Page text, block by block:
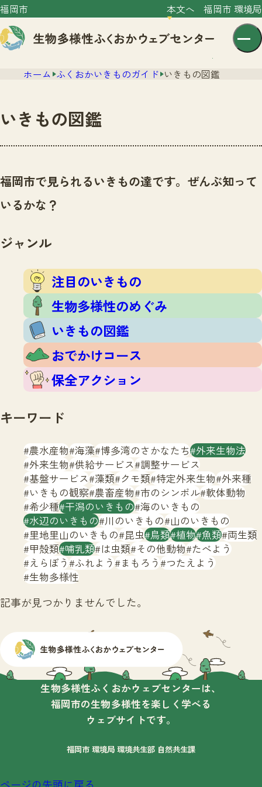
福岡市 本文へ 福岡市 環境局
文字サイズ 小 中 大
センター紹介
センター紹介TOP
サイトポリシー
ニュース
いきものガイド
注目のいきもの
生物多様性のめぐみ
いきもの図鑑
おでかけコース
保全アクション
イベント
いきもの調査隊
調査レポート
調査レポートTOP
調査結果
ふくおかいきものマップ
マッチング
マッチングTOP
掲載申し込みフォーム
お問合せ
生物多様性ふくおかウェブセンターとは
サイトマップ
ホーム ふくおかいきものガイド いきもの図鑑
いきもの図鑑
福岡市で見られるいきもの達です。ぜんぶ知って
いるかな？
ジャンル
注目のいきもの
生物多様性のめぐみ
いきもの図鑑
おでかけコース
保全アクション
キーワード
農水産物 海藻 博多湾のさかなたち 外来生物法
外来生物 供給サービス 調整サービス
基盤サービス 藻類 クモ類 特定外来生物 外来種
いきもの観察 農畜産物 市のシンボル 軟体動物
希少種 干潟のいきもの 海のいきもの
水辺のいきもの 川のいきもの 山のいきもの
里地里山のいきもの 昆虫 鳥類 植物 魚類 両生類
甲殻類 哺乳類 は虫類 その他動物 たべよう
えらぼう ふれよう まもろう つたえよう
生物多様性
記事が見つかりませんでした。
生物多様性ふくおかウェブセンターは、
福岡市の生物多様性を楽しく学べる
ウェブサイトです。
福岡市 環境局 環境共生部 自然共生課